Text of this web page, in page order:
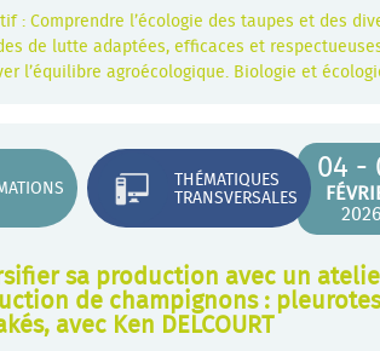
: Comprendre l’écologie des taupes et des
de lutte adaptées, efficaces et
l’équilibre agroécologique. Biologie et
04 -
2026
THÉMATIQUES
TRANSVERSALES
sa production avec un
de champignons :
avec Ken DELCOURT